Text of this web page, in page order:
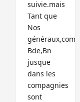
suivie.mais
Tant que
Nos
généraux,com
Bde,Bn
jusque
dans les
compagnies
sont